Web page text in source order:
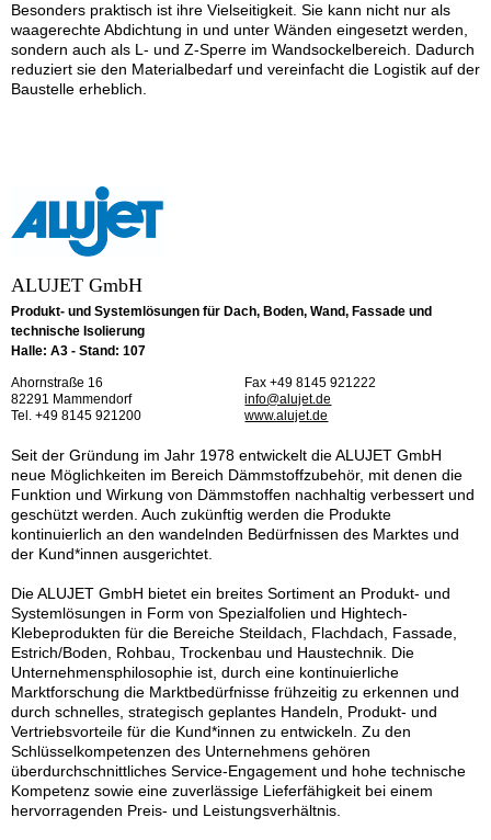
Besonders praktisch ist ihre Vielseitigkeit. Sie kann nicht nur als
waagerechte Abdichtung in und unter Wänden eingesetzt werden,
sondern auch als L- und Z-Sperre im Wandsockelbereich. Dadurch
reduziert sie den Materialbedarf und vereinfacht die Logistik auf der
Baustelle erheblich.
ALUJET GmbH
Produkt- und Systemlösungen für Dach, Boden, Wand, Fassade und
technische Isolierung
Halle: A3 - Stand: 107
Ahornstraße 16
82291 Mammendorf
Tel. +49 8145 921200
Fax +49 8145 921222
info@alujet.de
www.alujet.de
Seit der Gründung im Jahr 1978 entwickelt die ALUJET GmbH
neue Möglichkeiten im Bereich Dämmstoffzubehör, mit denen die
Funktion und Wirkung von Dämmstoffen nachhaltig verbessert und
geschützt werden. Auch zukünftig werden die Produkte
kontinuierlich an den wandelnden Bedürfnissen des Marktes und
der Kund*innen ausgerichtet.
Die ALUJET GmbH bietet ein breites Sortiment an Produkt- und
Systemlösungen in Form von Spezialfolien und Hightech-
Klebeprodukten für die Bereiche Steildach, Flachdach, Fassade,
Estrich/Boden, Rohbau, Trockenbau und Haustechnik. Die
Unternehmensphilosophie ist, durch eine kontinuierliche
Marktforschung die Marktbedürfnisse frühzeitig zu erkennen und
durch schnelles, strategisch geplantes Handeln, Produkt- und
Vertriebsvorteile für die Kund*innen zu entwickeln. Zu den
Schlüsselkompetenzen des Unternehmens gehören
überdurchschnittliches Service-Engagement und hohe technische
Kompetenz sowie eine zuverlässige Lieferfähigkeit bei einem
hervorragenden Preis- und Leistungsverhältnis.